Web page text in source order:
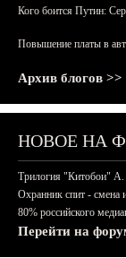
Кого боится Путин:
Повышение платы в
Архив блогов >>
НОВОЕ НА
Трилогия "Китобои" А.
Охранник спит - смена
80% российского
Перейти на